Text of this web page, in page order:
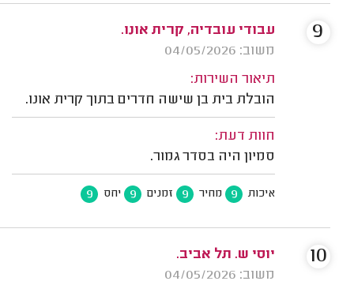
עבודי עובדיה, קרית אונו.
משוב: 04/05/2026
תיאור השירות:
הובלת בית בן שישה חדרים בתוך קרית אונו.
חוות דעת:
סמיון היה בסדר גמור.
איכות 9 מחיר 9 זמנים 9 יחס 9
9
יוסי ש. תל אביב.
משוב: 04/05/2026
10